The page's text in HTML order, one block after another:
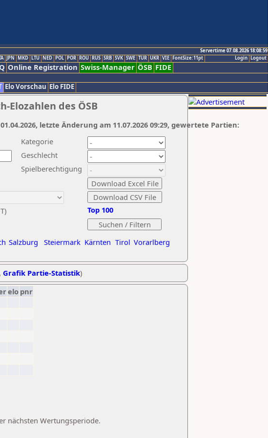
Servertime 07.08.2026 18:08:59
Logout
Login
JPN MKD LTU NED POL POR ROU RUS SRB SVK SWE TUR UKR VIE FontSize:11pt
Online Registration Swiss-Manager ÖSB FIDE
Elo Vorschau Elo FIDE
Elozahlen des ÖSB
Kategorie
Geschlecht
Spielberechtigung
Salzburg Steiermark Kärnten Tirol Vorarlberg
Top 100
letzte Änderung am 11.07.2026 09:29, gewertete Partien:
, Grafik Partie-Statistik)
elo pnr
nächsten Wertungsperiode.